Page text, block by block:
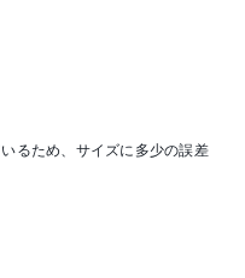
るため、サイズに多少の誤差